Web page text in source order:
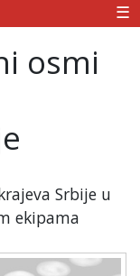
☰
osmi
Srbije u
ekipama